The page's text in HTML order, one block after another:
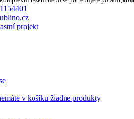
projekt
v košíku žiadne produkty